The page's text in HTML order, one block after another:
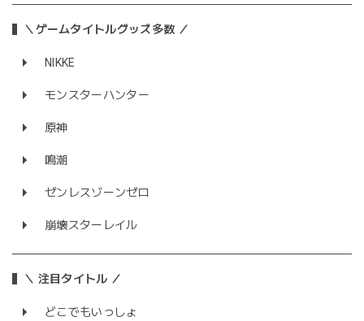
＼ゲームタイトルグッズ多数 ／
NIKKE
モンスターハンター
原神
鳴潮
ゼンレスゾーンゼロ
崩壊スターレイル
＼ 注目タイトル ／
どこでもいっしょ